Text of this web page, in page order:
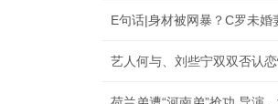
E句话|身材被网暴？C罗未婚
艺人何与、刘些宁双双否认